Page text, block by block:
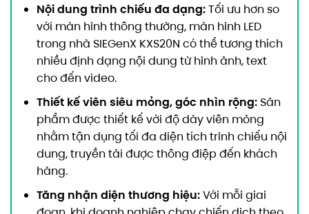
Nội dung trình chiếu đa dạng:Tối ưu hơn so
với màn hình thông thường, màn hình LED
trong nhà SIEGenX KXS20N có thể tương thích
nhiều định dạng nội dung từ hình ảnh, text
cho đến video.
Thiết kế viên siêu mỏng, góc nhìn rộng:Sản
phẩm được thiết kế với độ dày viên mỏng
nhằm tận dụng tối đa diện tích trình chiếu nội
dung, truyền tải được thông điệp đến khách
hàng.
Tăng nhận diện thương hiệu:Với mỗi giai